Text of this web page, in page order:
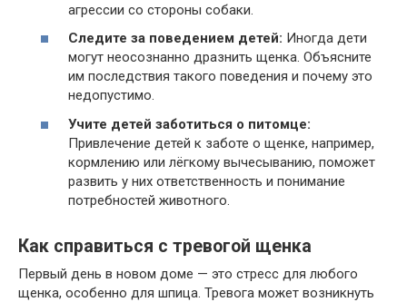
агрессии со стороны собаки.
Следите за поведением детей: Иногда дети
могут неосознанно дразнить щенка. Объясните
им последствия такого поведения и почему это
недопустимо.
Учите детей заботиться о питомце:
Привлечение детей к заботе о щенке, например,
кормлению или лёгкому вычесыванию, поможет
развить у них ответственность и понимание
потребностей животного.
Как справиться с тревогой щенка
Первый день в новом доме — это стресс для любого
щенка, особенно для шпица. Тревога может возникнуть